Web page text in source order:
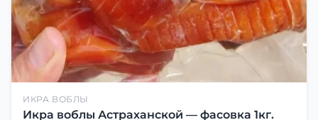
ИКРА ВОБЛЫ
Икра воблы Астраханской — фасовка 1кг.